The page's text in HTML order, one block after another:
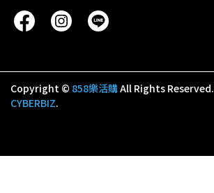
Copyright © 858樂活購All Rights Reserved.
CYBERBIZ.